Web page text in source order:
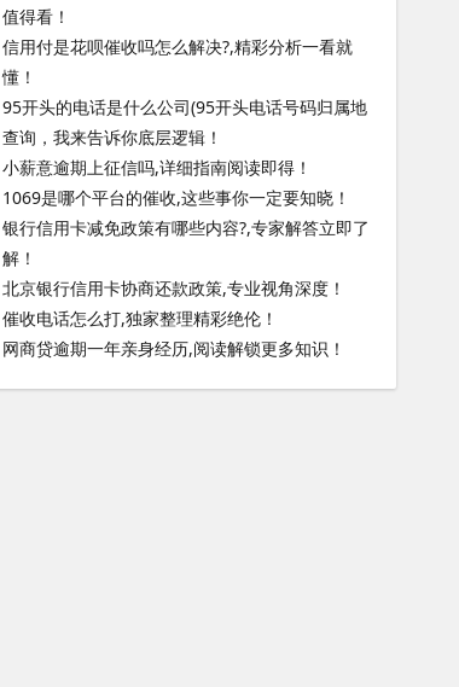
值得看！
信用付是花呗催收吗怎么解决?,精彩分析一看就
懂！
95开头的电话是什么公司(95开头电话号码归属地
查询，我来告诉你底层逻辑！
小薪意逾期上征信吗,详细指南阅读即得！
1069是哪个平台的催收,这些事你一定要知晓！
银行信用卡减免政策有哪些内容?,专家解答立即了
解！
北京银行信用卡协商还款政策,专业视角深度！
催收电话怎么打,独家整理精彩绝伦！
网商贷逾期一年亲身经历,阅读解锁更多知识！